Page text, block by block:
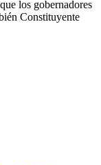
los gobernadores
Constituyente